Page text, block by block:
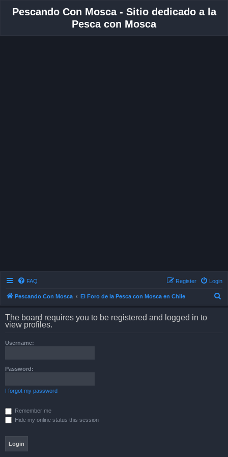
Pescando Con Mosca - Sitio dedicado a la
Pesca con Mosca
FAQ Login
Register
Pescando Con Mosca El Foro de la Pesca con Mosca en Chile
The board requires you to be registered and logged in to
view profiles.
Username:
Password:
I forgot my password
Remember me
Hide my online status this session